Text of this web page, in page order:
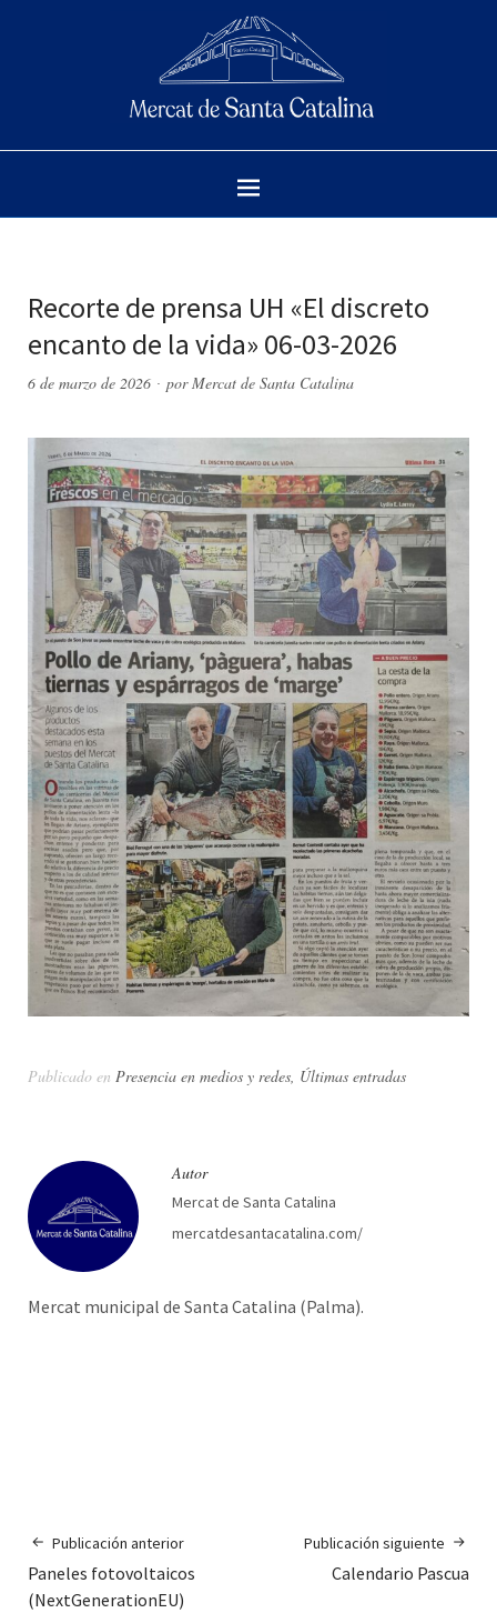
Recorte de prensa UH «El discreto
encanto de la vida» 06-03-2026
6 de marzo de 2026 porMercat de Santa Catalina
Publicado en Presencia en medios y redes, Últimas entradas
Autor
Mercat de Santa Catalina
mercatdesantacatalina.com/
Mercat municipal de Santa Catalina (Palma).
Publicación anterior
Paneles fotovoltaicos
(NextGenerationEU)
Publicación siguiente
Calendario Pascua